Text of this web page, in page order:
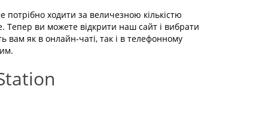
ходити за величезною кількістю
Тепер ви можете відкрити наш сайт і вибрати
як в онлайн-чаті, так і в телефонному